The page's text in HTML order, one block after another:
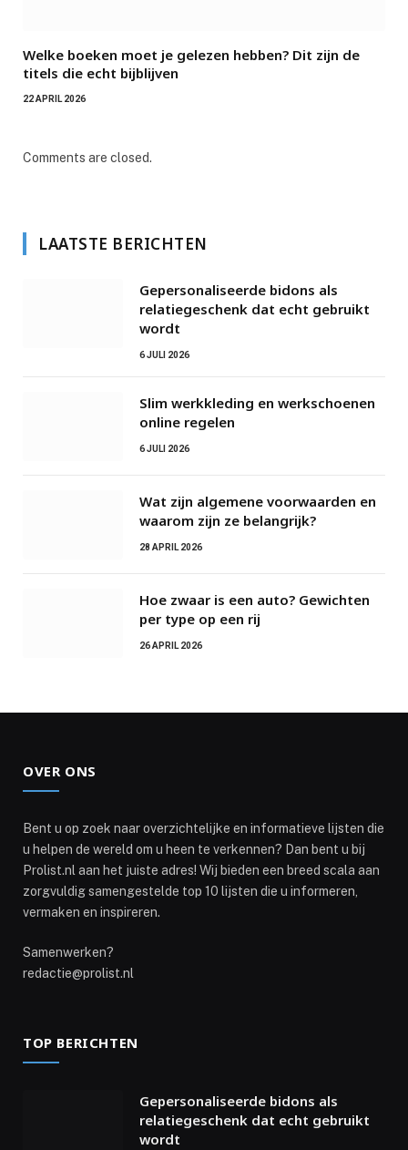
Welke boeken moet je gelezen hebben? Dit zijn de
titels die echt bijblijven
22 APRIL 2026
Comments are closed.
LAATSTE BERICHTEN
Gepersonaliseerde bidons als
relatiegeschenk dat echt gebruikt
wordt
6 JULI 2026
Slim werkkleding en werkschoenen
online regelen
6 JULI 2026
Wat zijn algemene voorwaarden en
waarom zijn ze belangrijk?
28 APRIL 2026
Hoe zwaar is een auto? Gewichten
per type op een rij
26 APRIL 2026
OVER ONS
Bent u op zoek naar overzichtelijke en informatieve lijsten die
u helpen de wereld om u heen te verkennen? Dan bent u bij
Prolist.nl aan het juiste adres! Wij bieden een breed scala aan
zorgvuldig samengestelde top 10 lijsten die u informeren,
vermaken en inspireren.
Samenwerken?
redactie@prolist.nl
TOP BERICHTEN
Gepersonaliseerde bidons als
relatiegeschenk dat echt gebruikt
wordt